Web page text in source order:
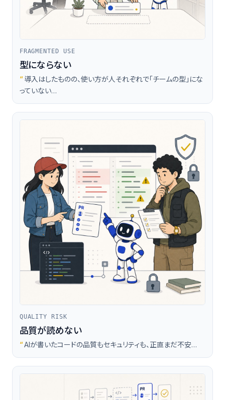
FRAGMENTED USE
型にならない
“ 導入はしたものの、使い方が人それぞれで「チームの型」にな
っていない…
QUALITY RISK
品質が読めない
“AIが書いたコードの品質もセキュリティも、正直まだ不安…